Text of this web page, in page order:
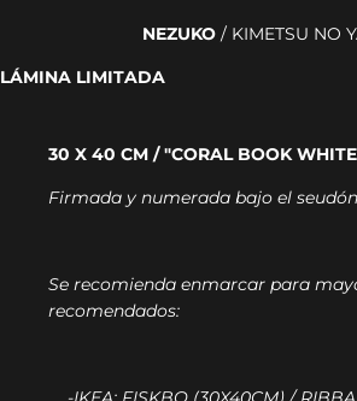
NEZUKO / KIMETSU NO
LÁMINA LIMITADA
30 X 40 CM / "CORAL BOOK
Firmada y numerada bajo el
Se recomienda enmarcar para
recomendados: